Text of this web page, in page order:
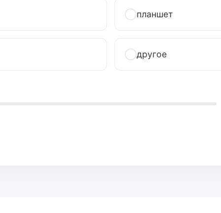
планшет
другое